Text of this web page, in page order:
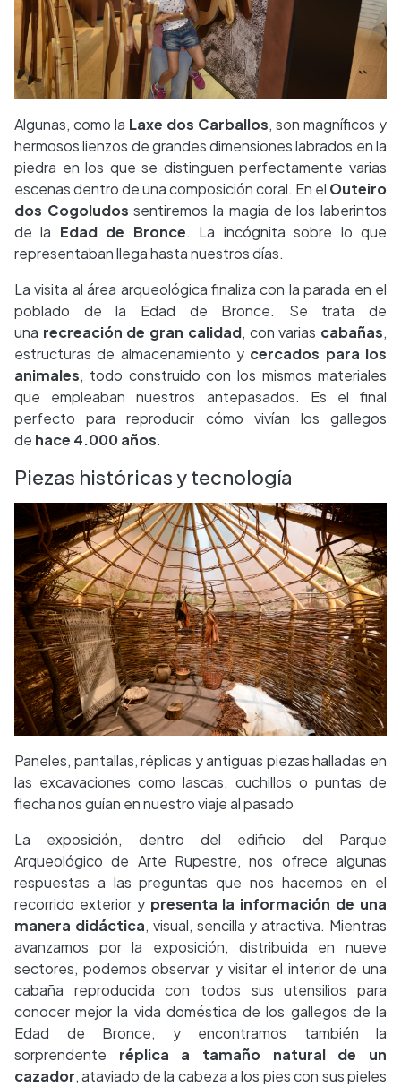
Algunas, como la Laxe dos Carballos, son magníficos y
hermosos lienzos de grandes dimensiones labrados en la
piedra en los que se distinguen perfectamente varias
escenas dentro de una composición coral. En el Outeiro
dos Cogoludos sentiremos la magia de los laberintos
de la Edad de Bronce. La incógnita sobre lo que
representaban llega hasta nuestros días.
La visita al área arqueológica finaliza con la parada en el
poblado de la Edad de Bronce. Se trata de
una recreación de gran calidad, con varias cabañas,
estructuras de almacenamiento y cercados para los
animales, todo construido con los mismos materiales
que empleaban nuestros antepasados. Es el final
perfecto para reproducir cómo vivían los gallegos
de hace 4.000 años.
Piezas históricas y tecnología
Paneles, pantallas, réplicas y antiguas piezas halladas en
las excavaciones como lascas, cuchillos o puntas de
flecha nos guían en nuestro viaje al pasado
La exposición, dentro del edificio del Parque
Arqueológico de Arte Rupestre, nos ofrece algunas
respuestas a las preguntas que nos hacemos en el
recorrido exterior y presenta la información de una
manera didáctica, visual, sencilla y atractiva. Mientras
avanzamos por la exposición, distribuida en nueve
sectores, podemos observar y visitar el interior de una
cabaña reproducida con todos sus utensilios para
conocer mejor la vida doméstica de los gallegos de la
Edad de Bronce, y encontramos también la
sorprendente réplica a tamaño natural de un
cazador, ataviado de la cabeza a los pies con sus pieles